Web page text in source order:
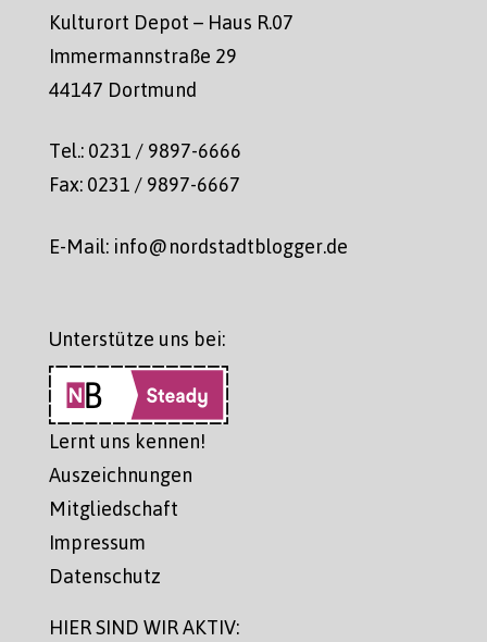
Kulturort Depot – Haus R.07
Immermannstraße 29
44147 Dortmund
Tel.: 0231 / 9897-6666
Fax: 0231 / 9897-6667
E-Mail: info@nordstadtblogger.de
Unterstütze uns bei:
Lernt uns kennen!
Auszeichnungen
Mitgliedschaft
Impressum
Datenschutz
HIER SIND WIR AKTIV: